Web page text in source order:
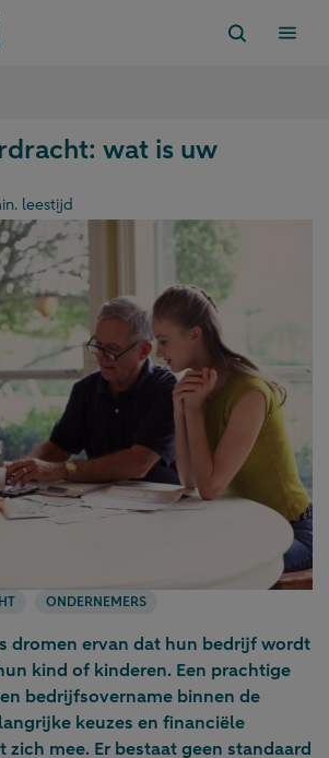
uw
wat is uw
leestijd
ONDERNEMERS
dromen ervan dat hun bedrijf wordt
kind of kinderen. Een prachtige
bedrijfsovername binnen de
keuzes en financiële
mee. Er bestaat geen standaard